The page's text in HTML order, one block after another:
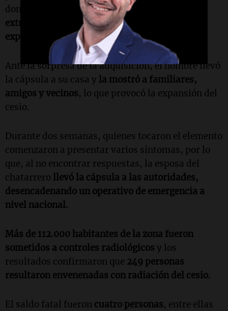
donde el dueño se mostró asombrado por el
extraño brillo azul que emanaba del cesio
expuesto.
Ante la sorpresa de la adquisición, el hombre llevó
la cápsula a su casa y la mostró a familiares,
amigos y vecinos, lo que provocó la expansión del
cesio.
Durante dos semanas, quienes tocaron el elemento
comenzaron a presentar varios síntomas, por lo
que, al no encontrar respuestas, la esposa del
chatarrero llevó la cápsula a las autoridades,
desencadenando un operativo de emergencia a
nivel nacional.
Más de 112.000 habitantes de la zona fueron
sometidos a controles radiológicos y los
resultados confirmaron que 249 personas
resultaron envenenadas con radiación del cesio.
El saldo fatal fueron cuatro personas, entre ellas